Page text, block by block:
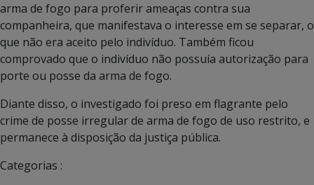
arma de fogo para proferir ameaças contra sua
companheira, que manifestava o interesse em se separar, o
que não era aceito pelo indivíduo. Também ficou
comprovado que o indivíduo não possuía autorização para
porte ou posse da arma de fogo.
Diante disso, o investigado foi preso em flagrante pelo
crime de posse irregular de arma de fogo de uso restrito, e
permanece à disposição da justiça pública.
Categorias :